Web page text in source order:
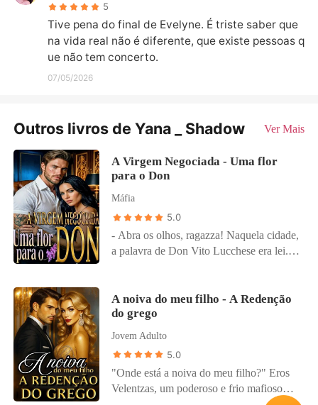
5
Tive pena do final de Evelyne. É triste saber que
na vida real não é diferente, que existe pessoas q
ue não tem concerto.
07/05/2026
Outros livros de Yana _ Shadow Ver Mais
A Virgem Negociada - Uma flor
para o Don
Máfia
5.0
- Abra os olhos, ragazza! Naquela cidade,
a palavra de Don Vito Lucchese era lei.
um homem vinte anos mais velho - um
mafioso marcado por cicatrizes, traumas e
tocasse. Vito fez uma promessa ainda
mais perigosa: destruiria qualquer um que
tentasse. Entre a rebeldia feroz dela e a
A noiva do meu filho - A Redenção
do grego
Jovem Adulto
5.0
"Onde está a noiva do meu filho?" Eros
Velentzas, um poderoso e frio mafioso